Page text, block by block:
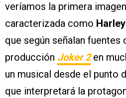
veríamos la primera
caracterizada como
que según señalan fuentes
producción Joker 2en
un musical desde el punto
que interpretará la